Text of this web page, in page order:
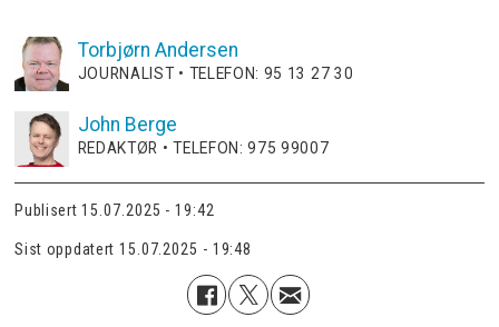
Torbjørn Andersen
JOURNALIST • TELEFON: 95 13 27 30
John Berge
REDAKTØR • TELEFON: 975 99007
Publisert 15.07.2025 - 19:42
Sist oppdatert 15.07.2025 - 19:48